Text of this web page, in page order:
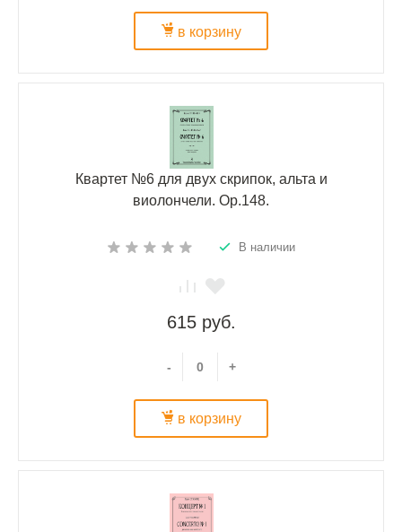
в корзину
Квартет №6 для двух скрипок, альта и
виолончели. Ор.148.
В наличии
615 руб.
- +
в корзину